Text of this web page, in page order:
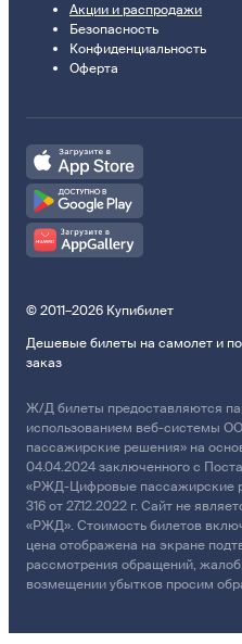
Акции и распродажи
Безопасность
Конфиденциальность
Оферта
© 2011–2026 Купибилет
Дешевые билеты на самолет и
заказ
Ж/Д билеты предоставляются
использованием веб-системы
пассажирские решения» на
04.04.2024 заключенного с
«РЖД-Цифровые
316 от 27.12.2022 г. Сайт не
«РЖД». Стоимость билетов
цена отображена на экране
рассмотрения обращений,
возмещении убытков просим